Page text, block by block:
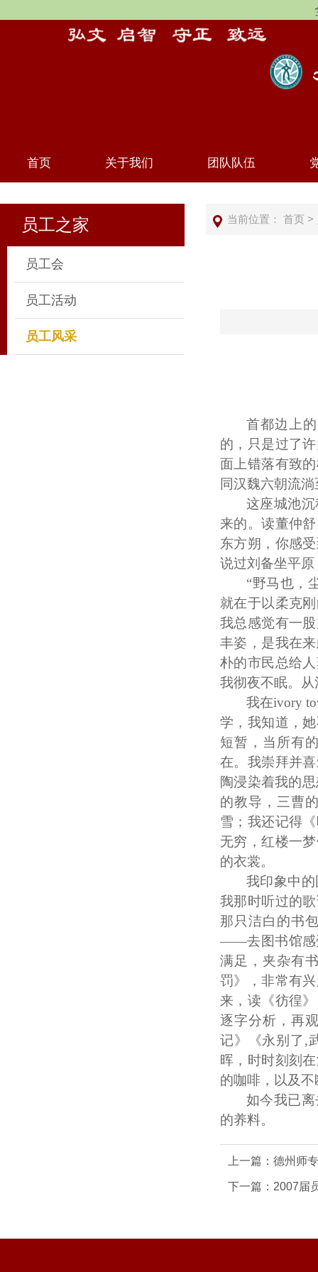
首页 关于我们 团队队伍
员工之家
员工会
员工活动
员工风采
当前位置： 首页 >
首都边上
的，只是过了
面上错落有致
同汉魏六朝流
这座城池
来的。读董仲
东方朔，你感
说过刘备坐平
“野马也，
就在于以柔克
我总感觉有一
丰姿，是我在
朴的市民总给
我彻夜不眠。
我在ivory
学，我知道，
短暂，当所有
在。我崇拜并
陶浸染着我的
的教导，三曹
雪；我还记得
无穷，红楼一
的衣裳。
我印象中
我那时听过的
那只洁白的书
——去图书馆感
满足，夹杂有
罚》，非常有
来，读《彷徨
逐字分析，再
记》《永别了,
晖，时时刻刻
的咖啡，以及
如今我已
的养料。
上一篇： 德州师专
下一篇： 2007届